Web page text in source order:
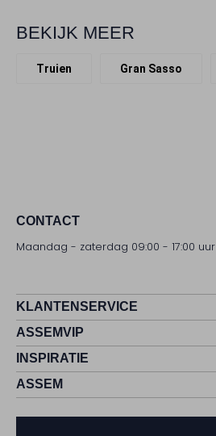
BEKIJK MEER
Truien Gran Sasso
CONTACT
Maandag - zaterdag 09:00 - 17:00 uur
KLANTENSERVICE
ASSEMVIP
INSPIRATIE
ASSEM